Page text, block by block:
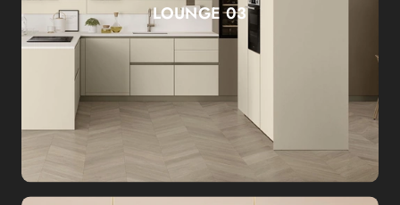
LOUNGE 03